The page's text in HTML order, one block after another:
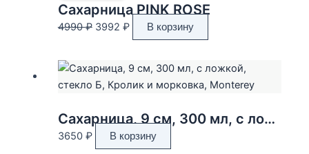
Сахарница PINK ROSE
4990₽ Первоначальная
4990 ₽.
3992 ₽Текущая
цена:
В корзину
Сахарница, 9 см, 300 мл, с ложкой, стекло Б, Кролик и морковка, Monterey
3650 ₽ В корзину